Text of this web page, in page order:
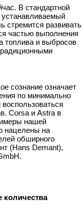
В стандартной
стремится развивать
частью выполнения
топлива и выбросов
сознание означает
по минимально
Corsa и Astra в
нашей
нацелены на
обширного
(Hans Demant),
.
количества